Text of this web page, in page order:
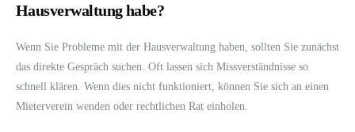
Hausverwaltung habe?
Wenn Sie Probleme mit der Hausverwaltung haben, sollten Sie zunächst
das direkte Gespräch suchen. Oft lassen sich Missverständnisse so
schnell klären. Wenn dies nicht funktioniert, können Sie sich an einen
Mieterverein wenden oder rechtlichen Rat einholen.